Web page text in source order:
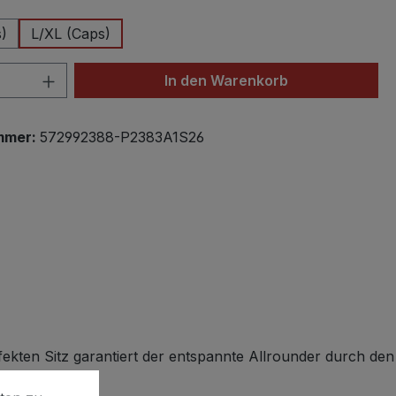
L/XL (Caps)
Anzahl: Gib den gewünschten Wert
In den Warenkorb
572992388-P2383A1S26
Sitz garantiert der entspannte Allrounder durch den